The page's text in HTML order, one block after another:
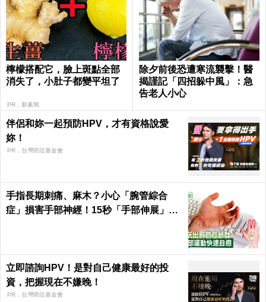
檸檬搭配它，臉上斑點全部
消失了，小肚子都變平坦了
PR．新素簡
除夕前後恐遭寒流襲擊！醫
揭謹記「四招躲中風」：急
告老人小心
伴侶和妳一起預防HPV，才有資格說愛
妳！
PR．台灣癌症基金會
手指長期刺痛、麻木？小心「腕管綜合
症」損害手部神經！15秒「手部伸展」這
立即諮詢HPV！是對自己健康最好的投
資，把握現在不嫌晚！
PR．台灣癌症基金會